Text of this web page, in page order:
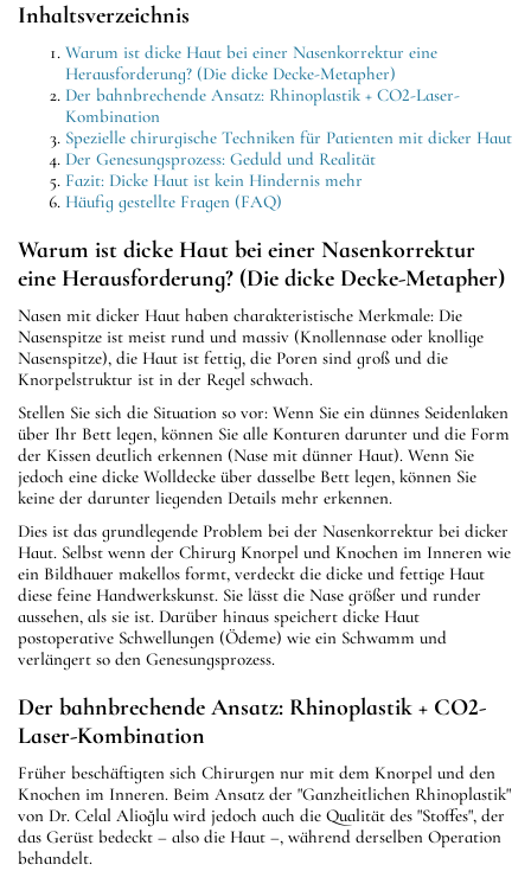
Inhaltsverzeichnis
Warum ist dicke Haut bei einer Nasenkorrektur eine
Herausforderung? (Die dicke Decke-Metapher)
Der bahnbrechende Ansatz: Rhinoplastik + CO2-Laser-
Kombination
Spezielle chirurgische Techniken für Patienten mit dicker Haut
Der Genesungsprozess: Geduld und Realität
Fazit: Dicke Haut ist kein Hindernis mehr
Häufig gestellte Fragen (FAQ)
Warum ist dicke Haut bei einer Nasenkorrektur
eine Herausforderung? (Die dicke Decke-Metapher)
Nasen mit dicker Haut haben charakteristische Merkmale: Die
Nasenspitze ist meist rund und massiv (Knollennase oder knollige
Nasenspitze), die Haut ist fettig, die Poren sind groß und die
Knorpelstruktur ist in der Regel schwach.
Stellen Sie sich die Situation so vor: Wenn Sie ein dünnes Seidenlaken
über Ihr Bett legen, können Sie alle Konturen darunter und die Form
der Kissen deutlich erkennen (Nase mit dünner Haut). Wenn Sie
jedoch eine dicke Wolldecke über dasselbe Bett legen, können Sie
keine der darunter liegenden Details mehr erkennen.
Dies ist das grundlegende Problem bei der Nasenkorrektur bei dicker
Haut. Selbst wenn der Chirurg Knorpel und Knochen im Inneren wie
ein Bildhauer makellos formt, verdeckt die dicke und fettige Haut
diese feine Handwerkskunst. Sie lässt die Nase größer und runder
aussehen, als sie ist. Darüber hinaus speichert dicke Haut
postoperative Schwellungen (Ödeme) wie ein Schwamm und
verlängert so den Genesungsprozess.
Der bahnbrechende Ansatz: Rhinoplastik + CO2-
Laser-Kombination
Früher beschäftigten sich Chirurgen nur mit dem Knorpel und den
Knochen im Inneren. Beim Ansatz der "Ganzheitlichen Rhinoplastik"
von Dr. Celal Alioğlu wird jedoch auch die Qualität des "Stoffes", der
das Gerüst bedeckt – also die Haut –, während derselben Operation
behandelt.